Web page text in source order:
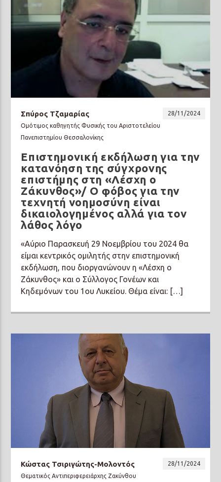
Σπύρος Τζαμαρίας
28/11/2024
Ομότιμος καθηγητής Φυσικής του Αριστοτελείου
Πανεπιστημίου Θεσσαλονίκης
Επιστημονική εκδήλωση για την
κατανόηση της σύγχρονης
επιστήμης στη «Λέσχη ο
Ζάκυνθος»/ Ο φόβος για την
τεχνητή νοημοσύνη είναι
δικαιολογημένος αλλά για τον
λάθος λόγο
«Αύριο Παρασκευή 29 Νοεμβρίου του 2024 θα
είμαι κεντρικός ομιλητής στην επιστημονική
εκδήλωση, που διοργανώνουν η «Λέσχη ο
Ζάκυνθος» και ο Σύλλογος Γονέων και
Κηδεμόνων του 1ου Λυκείου. Θέμα είναι: […]
Κώστας Τσιριγώτης-Μολοντός
28/11/2024
Θεματικός Αντιπεριφερειάρχης Ζακύνθου